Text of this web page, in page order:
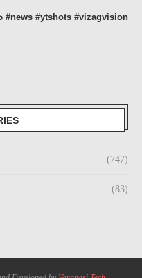
#news #ytshots #vizagvision
(747)
(83)